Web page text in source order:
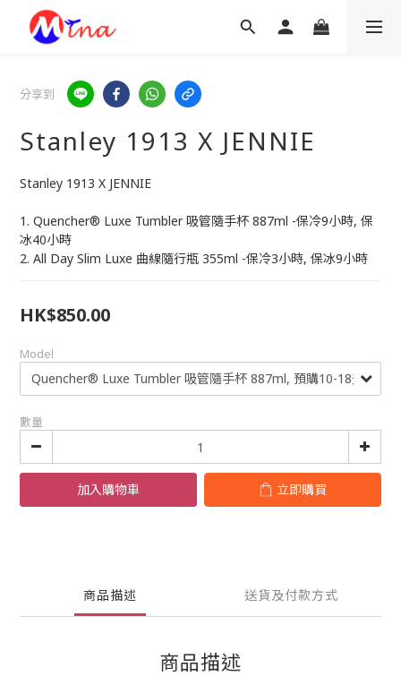
分享到
Stanley 1913 X JENNIE
Stanley 1913 X JENNIE
1. Quencher® Luxe Tumbler 吸管隨手杯 887ml -保冷9小時, 保
冰40小時
2. All Day Slim Luxe 曲線隨行瓶 355ml -保冷3小時, 保冰9小時
HK$850.00
Model
數量
加入購物車 立即購買
商品描述 送貨及付款方式
商品描述